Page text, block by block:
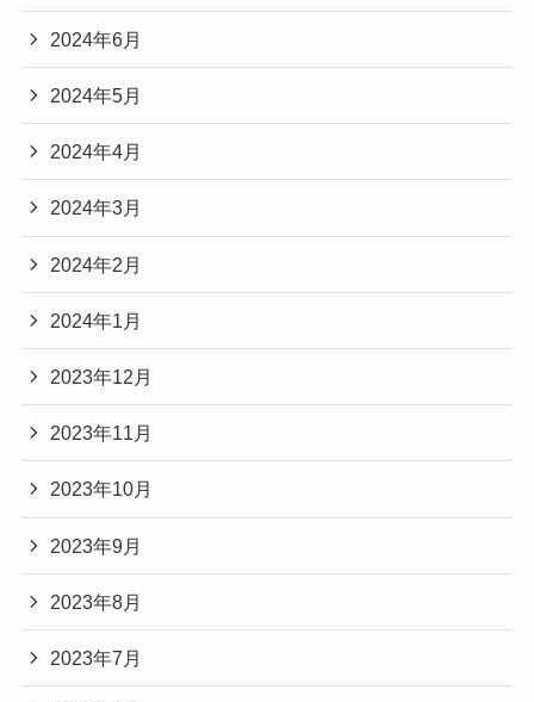
2024年6月
2024年5月
2024年4月
2024年3月
2024年2月
2024年1月
2023年12月
2023年11月
2023年10月
2023年9月
2023年8月
2023年7月